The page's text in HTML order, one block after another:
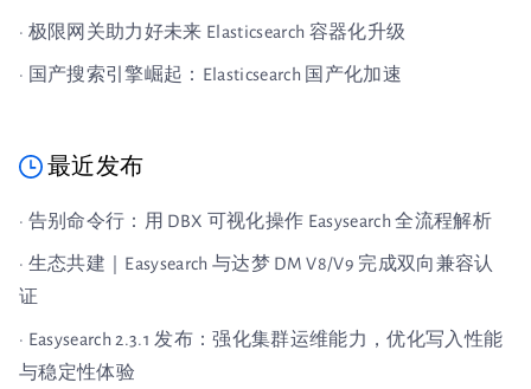
· 极限网关助力好未来 Elasticsearch 容器化升级
· 国产搜索引擎崛起：Elasticsearch 国产化加速
最近发布
· 告别命令行：用 DBX 可视化操作 Easysearch 全流程解析
· 生态共建｜Easysearch 与达梦 DM V8/V9 完成双向兼容认
证
· Easysearch 2.3.1 发布：强化集群运维能力，优化写入性能
与稳定性体验